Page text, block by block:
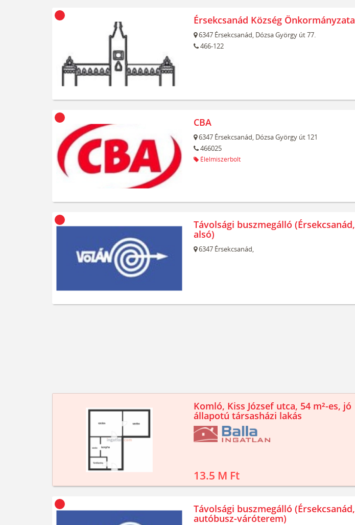
Érsekcsanád Község Önkormányzata
6347 Érsekcsanád, Dózsa György út 77.
466-122
CBA
6347 Érsekcsanád, Dózsa György út 121
466025
Élelmiszerbolt
Távolsági buszmegálló (Érsekcsanád,
alsó)
6347 Érsekcsanád,
Komló, Kiss József utca, 54 m²-es, jó
állapotú társasházi lakás
13.5 M Ft
Távolsági buszmegálló (Érsekcsanád,
autóbusz-váróterem)